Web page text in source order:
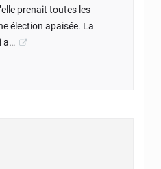
prenait toutes les
élection apaisée. La
a…